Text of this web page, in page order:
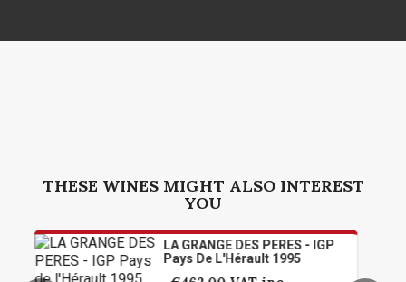
THESE WINES MIGHT ALSO INTEREST
YOU
LA GRANGE DES PERES - IGP
Pays De L'Hérault 1995